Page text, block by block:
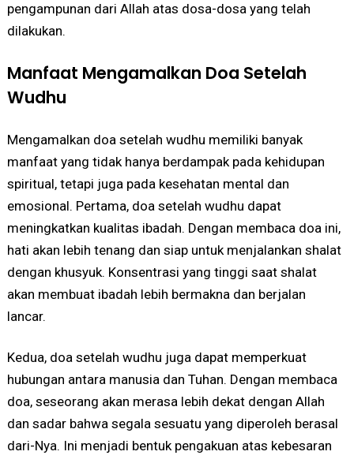
pengampunan dari Allah atas dosa-dosa yang telah
dilakukan.
Manfaat Mengamalkan Doa Setelah
Wudhu
Mengamalkan doa setelah wudhu memiliki banyak
manfaat yang tidak hanya berdampak pada kehidupan
spiritual, tetapi juga pada kesehatan mental dan
emosional. Pertama, doa setelah wudhu dapat
meningkatkan kualitas ibadah. Dengan membaca doa ini,
hati akan lebih tenang dan siap untuk menjalankan shalat
dengan khusyuk. Konsentrasi yang tinggi saat shalat
akan membuat ibadah lebih bermakna dan berjalan
lancar.
Kedua, doa setelah wudhu juga dapat memperkuat
hubungan antara manusia dan Tuhan. Dengan membaca
doa, seseorang akan merasa lebih dekat dengan Allah
dan sadar bahwa segala sesuatu yang diperoleh berasal
dari-Nya. Ini menjadi bentuk pengakuan atas kebesaran